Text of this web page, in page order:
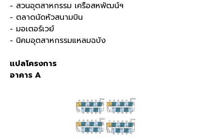
- สวนอุตสาหกรรม เครือสหพัฒน์ฯ
- ตลาดนัดหัวสนามบิน
- มอเตอร์เวย์
- นิคมอุตสาหกรรมแหลมฉบัง
แปลโครงการ
อาคาร A